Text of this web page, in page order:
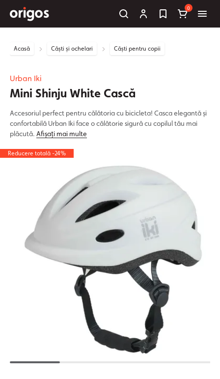
0
Acasă Căști și ochelari Căști pentru copii
Urban Iki
Mini Shinju White Cască
Accesoriul perfect pentru călătoria cu bicicleta! Casca elegantă și
confortabilă Urban Iki face o călătorie sigură cu copilul tău mai
plăcută. Afișați mai multe
Reducere totală -24%